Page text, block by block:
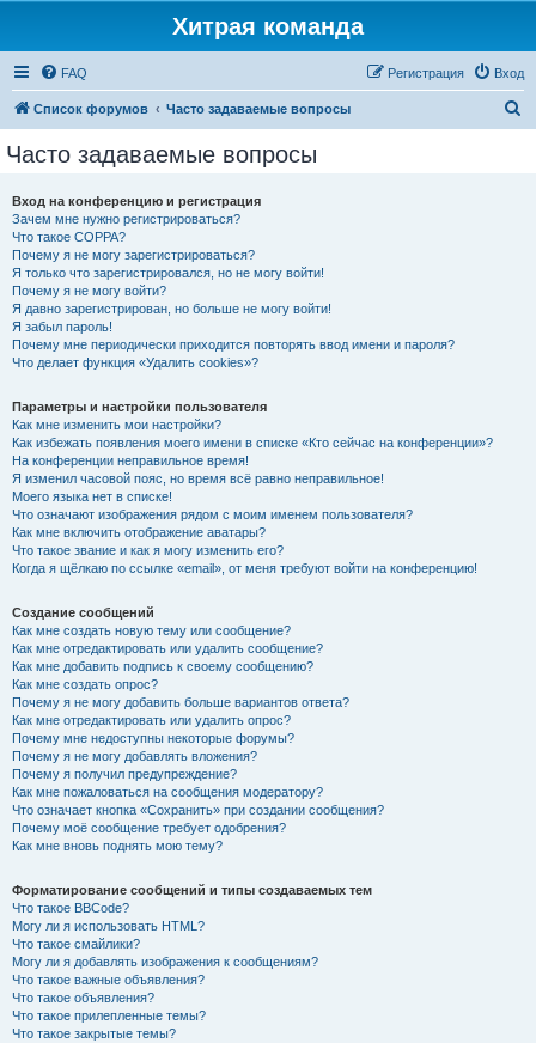
Хитрая команда
FAQ Вход
Регистрация
Список форумов Часто задаваемые вопросы
Часто задаваемые вопросы
Вход на конференцию и регистрация
Зачем мне нужно регистрироваться?
Что такое COPPA?
Почему я не могу зарегистрироваться?
Я только что зарегистрировался, но не могу войти!
Почему я не могу войти?
Я давно зарегистрирован, но больше не могу войти!
Я забыл пароль!
Почему мне периодически приходится повторять ввод имени и пароля?
Что делает функция «Удалить cookies»?
Параметры и настройки пользователя
Как мне изменить мои настройки?
Как избежать появления моего имени в списке «Кто сейчас на конференции»?
На конференции неправильное время!
Я изменил часовой пояс, но время всё равно неправильное!
Моего языка нет в списке!
Что означают изображения рядом с моим именем пользователя?
Как мне включить отображение аватары?
Что такое звание и как я могу изменить его?
Когда я щёлкаю по ссылке «email», от меня требуют войти на конференцию!
Создание сообщений
Как мне создать новую тему или сообщение?
Как мне отредактировать или удалить сообщение?
Как мне добавить подпись к своему сообщению?
Как мне создать опрос?
Почему я не могу добавить больше вариантов ответа?
Как мне отредактировать или удалить опрос?
Почему мне недоступны некоторые форумы?
Почему я не могу добавлять вложения?
Почему я получил предупреждение?
Как мне пожаловаться на сообщения модератору?
Что означает кнопка «Сохранить» при создании сообщения?
Почему моё сообщение требует одобрения?
Как мне вновь поднять мою тему?
Форматирование сообщений и типы создаваемых тем
Что такое BBCode?
Могу ли я использовать HTML?
Что такое смайлики?
Могу ли я добавлять изображения к сообщениям?
Что такое важные объявления?
Что такое объявления?
Что такое прилепленные темы?
Что такое закрытые темы?